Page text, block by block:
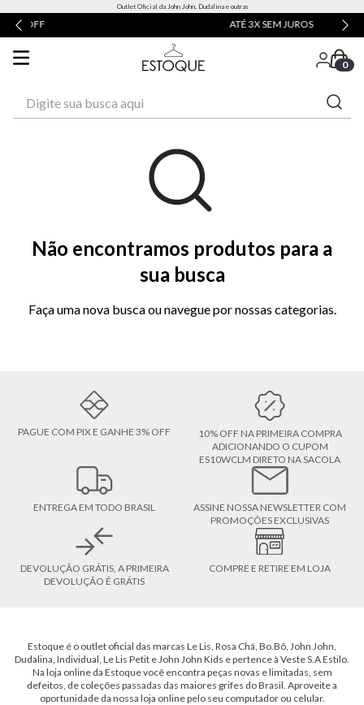
Outlet Oficial da John John, Dudalina e outras
ATÉ 3X SEM JUROS
0
Não encontramos produtos para a
sua busca
Faça uma nova busca ou navegue por nossas categorias.
PAGUE COM PIX E GANHE 3% OFF
10% OFF NA PRIMEIRA COMPRA
ADICIONANDO O CUPOM
ES10WCLM DIRETO NA SACOLA
ENTREGA EM TODO BRASIL
ASSINE NOSSA NEWSLETTER COM
PROMOÇÕES EXCLUSIVAS
DEVOLUÇÃO GRÁTIS, A PRIMEIRA
DEVOLUÇÃO É GRÁTIS
COMPRE E RETIRE EM LOJA
Estoque é o outlet oficial das marcas Le Lis, Rosa Chá, Bo.Bô, John John,
Dudalina, Individual, Le Lis Petit e John John Kids e pertence à Veste S.A Estilo.
Na loja online da Estoque você encontra peças novas e limitadas, sem
defeitos, de coleções passadas das maiores grifes do Brasil. Aproveite a
oportunidade da nossa loja online pelo seu computador ou celular.